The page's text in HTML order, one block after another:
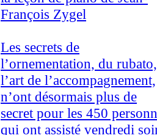
François Zygel
Les secrets de
l’ornementation, du rubato,
l’art de l’accompagnement,
n’ont désormais plus de
secret pour les 450
qui ont assisté vendredi